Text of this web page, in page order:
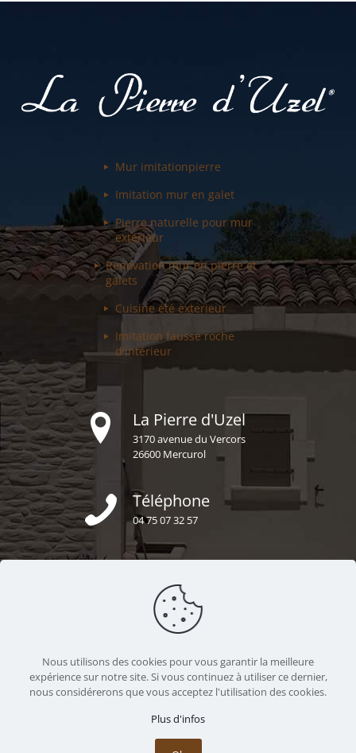
Mur imitationpierre
Imitation mur en galet
Pierre naturelle pourmur
extérieur
Renovation muren pierre et
galets
Cuisine été exterieur
Imitation fausseroche
d'intérieur
La Pierre d'Uzel
3170 avenue du Vercors
26600 Mercurol
Téléphone
04 75 07 32 57
E-mail
secretariat@uzel-construction.fr
Nous sommes ensemble
https://uzel-construction.fr
Nous utilisons des cookies pour vous garantir la meilleure
expérience sur notre site. Si vous continuez à utiliser ce dernier,
nous considérerons que vous acceptez l'utilisation des cookies.
Plus d'infos